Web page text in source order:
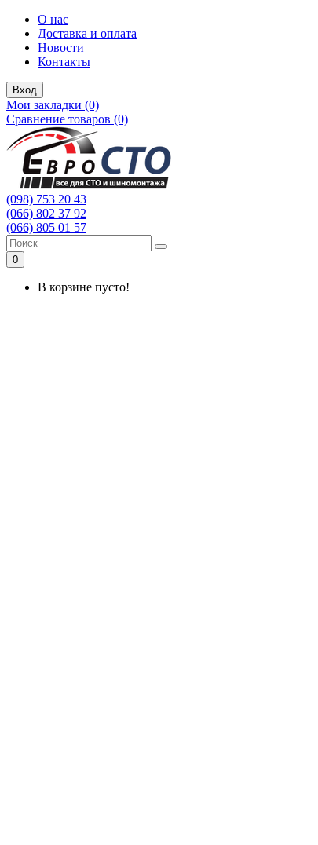
О нас
Доставка и оплата
Новости
Контакты
Вход
Мои закладки (0)
Сравнение товаров (0)
(098) 753 20 43
(066) 802 37 92
(066) 805 01 57
0
В корзине пусто!